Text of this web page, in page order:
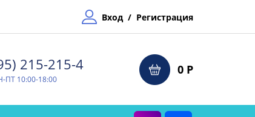
Вход / Регистрация
215-215-4⁠
ПТ 10:00-18:00
0 Р